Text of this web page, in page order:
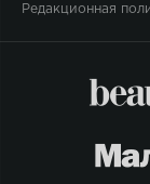
Редакционная